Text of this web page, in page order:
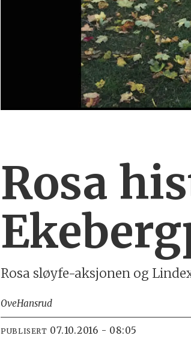
Rosa
Rosa sløyfe-aksjonen og
OveHansrud
PUBLISERT 07.10.2016 - 08:05